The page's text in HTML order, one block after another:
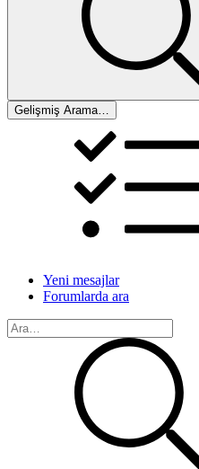
Gelişmiş Arama…
Yeni mesajlar
Forumlarda ara